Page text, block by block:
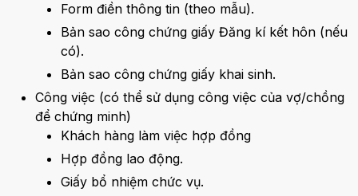
Form điền thông tin (theo mẫu).
Bản sao công chứng giấy Đăng kí kết hôn (nếu
có).
Bản sao công chứng giấy khai sinh.
Công việc (có thể sử dụng công việc của vợ/chồng
để chứng minh)
Khách hàng làm việc hợp đồng
Hợp đồng lao động.
Giấy bổ nhiệm chức vụ.